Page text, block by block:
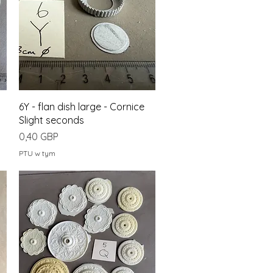
Podgląd
6Y - flan dish large - Cornice
Slight seconds
Cena
0,40 GBP
PTU w tym